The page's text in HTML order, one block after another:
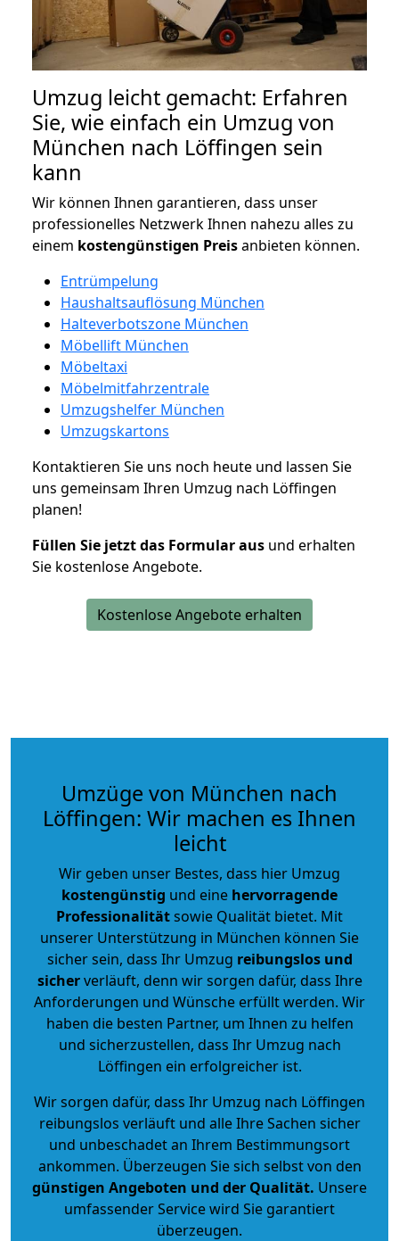
Umzug leicht gemacht: Erfahren
Sie, wie einfach ein Umzug von
München nach Löffingen sein
kann
Wir können Ihnen garantieren, dass unser
professionelles Netzwerk Ihnen nahezu alles zu
einem kostengünstigen Preisanbieten können.
Entrümpelung
Haushaltsauflösung München
Halteverbotszone München
Möbellift München
Möbeltaxi
Möbelmitfahrzentrale
Umzugshelfer München
Umzugskartons
Kontaktieren Sie uns noch heute und lassen Sie
uns gemeinsam Ihren Umzug nach Löffingen
planen!
Füllen Sie jetzt das Formular aus und erhalten
Sie kostenlose Angebote.
Kostenlose Angebote erhalten
Umzüge von München nach
Löffingen: Wir machen es Ihnen
leicht
Wir geben unser Bestes, dass hier Umzug
kostengünstig und eine hervorragende
Professionalitätsowie Qualität bietet. Mit
unserer Unterstützung in München können Sie
sicher sein, dass Ihr Umzug reibungslos und
sicherverläuft, denn wir sorgen dafür, dass Ihre
Anforderungen und Wünsche erfüllt werden. Wir
haben die besten Partner, um Ihnen zu helfen
und sicherzustellen, dass Ihr Umzug nach
Löffingen ein erfolgreicher ist.
Wir sorgen dafür, dass Ihr Umzug nach Löffingen
reibungslos verläuft und alle Ihre Sachen sicher
und unbeschadet an Ihrem Bestimmungsort
ankommen. Überzeugen Sie sich selbst von den
günstigen Angeboten und der Qualität. Unsere
umfassender Service wird Sie garantiert
überzeugen.